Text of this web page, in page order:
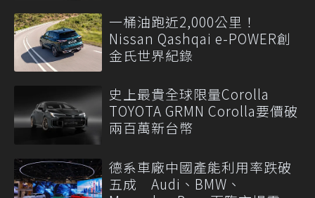
一桶油跑近2,000公里！
Nissan Qashqai e-POWER創
金氏世界紀錄
史上最貴全球限量Corolla
TOYOTA GRMN Corolla要價破
兩百萬新台幣
德系車廠中國產能利用率跌破
五成 Audi、BMW、